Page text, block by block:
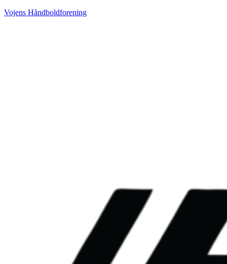
Vojens Håndboldforening